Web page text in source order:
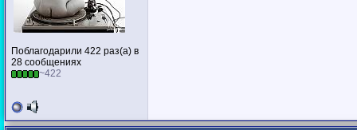
Поблагодарили 422 раз(а) в
28 сообщениях
~422